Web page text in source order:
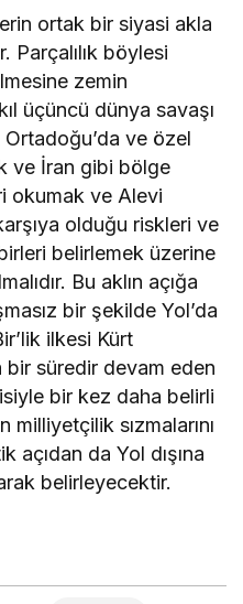
ortak bir siyasi akla
Parçalılık böylesi
zemin
üçüncü dünya savaşı
ve özel
ve İran gibi bölge
okumak ve Alevi
olduğu riskleri ve
belirlemek üzerine
Bu aklın açığa
bir şekilde Yol’da
ilkesi Kürt
süredir devam eden
bir kez daha belirli
sızmalarını
açıdan da Yol dışına
belirleyecektir.